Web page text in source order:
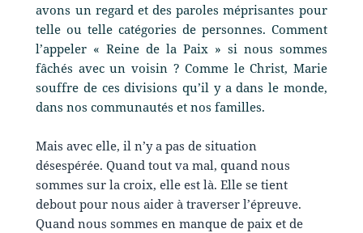
avons un regard et des paroles méprisantes pour
telle ou telle catégories de personnes. Comment
l’appeler « Reine de la Paix » si nous sommes
fâchés avec un voisin ? Comme le Christ, Marie
souffre de ces divisions qu’il y a dans le monde,
dans nos communautés et nos familles.
Mais avec elle, il n’y a pas de situation
désespérée. Quand tout va mal, quand nous
sommes sur la croix, elle est là. Elle se tient
debout pour nous aider à traverser l’épreuve.
Quand nous sommes en manque de paix et de